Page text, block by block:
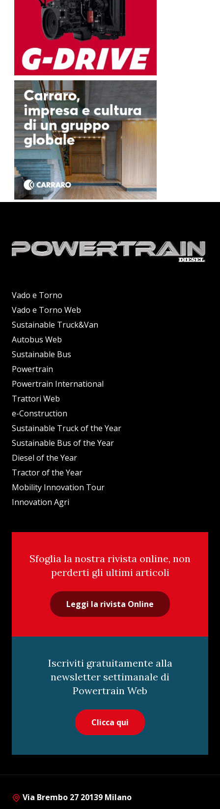
Vado e Torno
Vado e Torno Web
Sustainable Truck&Van
Autobus Web
Sustainable Bus
Powertrain
Powertrain International
Trattori Web
e-Construction
Sustainable Truck of the Year
Sustainable Bus of the Year
Diesel of the Year
Tractor of the Year
Mobility Innovation Tour
Innovation Agri
Sfoglia la nostra rivista online, non
perderti gli ultimi articoli
Leggi la rivista Online
Iscriviti gratuitamente alla
newsletter settimanale di
Powertrain Web
Clicca qui
Via Brembo 27 20139 Milano